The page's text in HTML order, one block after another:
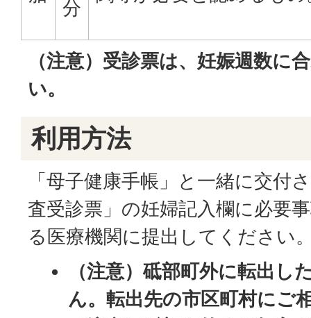
分
（注意）受診票は、妊娠週数に
い。
利用方法
「母子健康手帳」と一緒に交付
査受診票」の妊婦記入欄に必要
る医療機関に提出してください
（注意）砥部町外に転出し
ん。転出先の市区町村にご